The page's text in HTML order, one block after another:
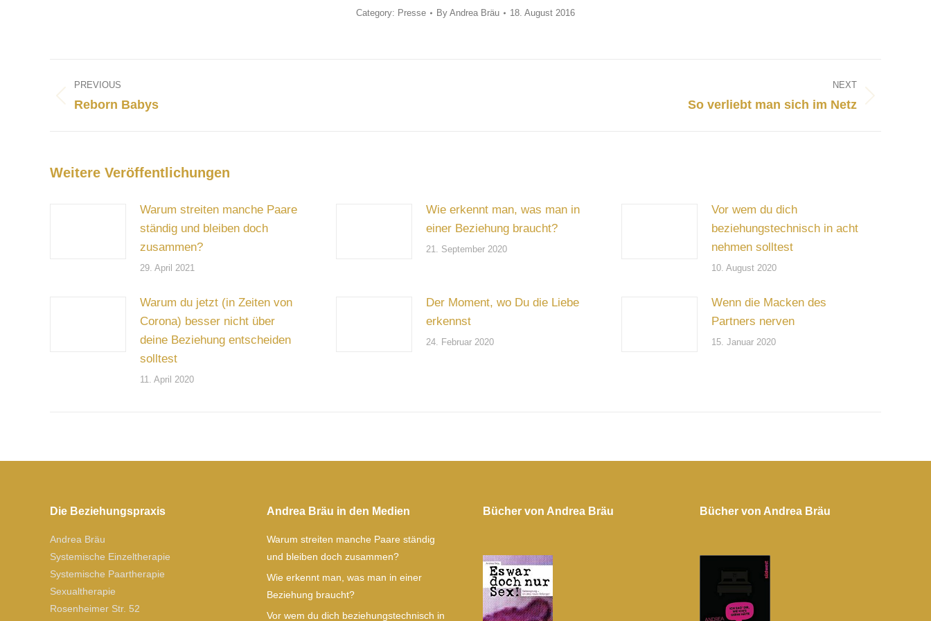
Category: Presse By Andrea Bräu 18. August 2016
navigation
PREVIOUS
Previous
Reborn Babys
NEXT
So verliebt man sich im Netz
Weitere Veröffentlichungen
Warum streiten manche Paare
ständig und bleiben doch
zusammen?
29. April 2021
Wie erkennt man, was man in
einer Beziehung braucht?
21. September 2020
Vor wem du dich
beziehungstechnisch in acht
nehmen solltest
10. August 2020
Warum du jetzt (in Zeiten von
Corona) besser nicht über
deine Beziehung entscheiden
solltest
11. April 2020
Der Moment, wo Du die Liebe
erkennst
24. Februar 2020
Wenn die Macken des
Partners nerven
15. Januar 2020
Die Beziehungspraxis
Andrea Bräu
Systemische Einzeltherapie
Systemische Paartherapie
Sexualtherapie
Rosenheimer Str. 52
Andrea Bräu in den Medien
Warum streiten manche Paare ständig
und bleiben doch zusammen?
Wie erkennt man, was man in einer
Beziehung braucht?
Vor wem du dich beziehungstechnisch in
Bücher von Andrea Bräu Bücher von Andrea Bräu